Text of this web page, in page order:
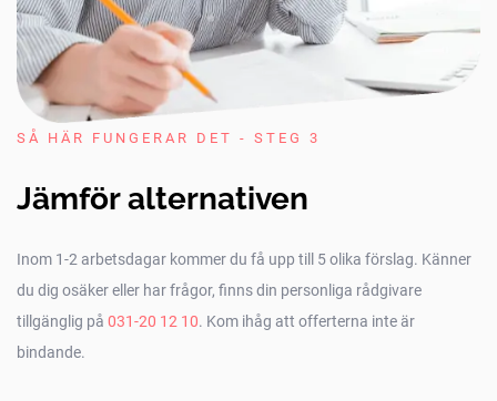
SÅ HÄR FUNGERAR DET - STEG 3
Jämför alternativen
Inom 1-2 arbetsdagar kommer du få upp till 5 olika förslag. Känner
du dig osäker eller har frågor, finns din personliga rådgivare
tillgänglig på 031-20 12 10. Kom ihåg att offerterna inte är
bindande.